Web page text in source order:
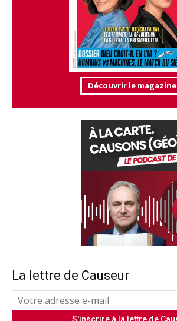
Découvrir le magazine
La lettre de Causeur